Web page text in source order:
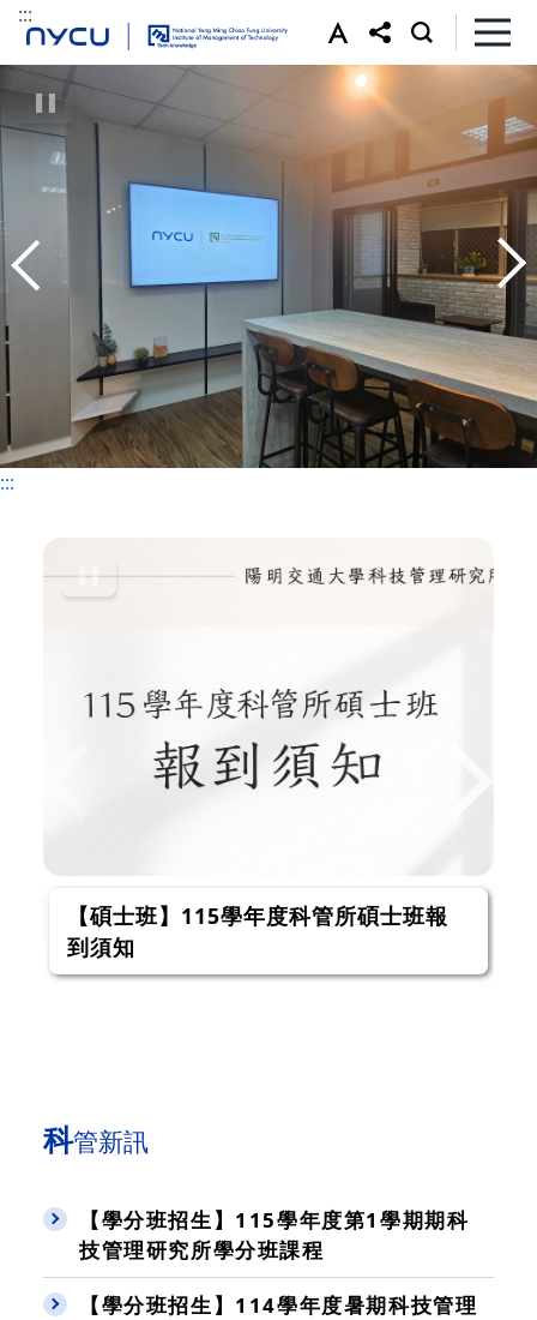
:::
:::
【碩士班】115學年度科管所碩士班報
到須知
科管新訊
【學分班招生】115學年度第1學期期科
技管理研究所學分班課程
【學分班招生】114學年度暑期科技管理